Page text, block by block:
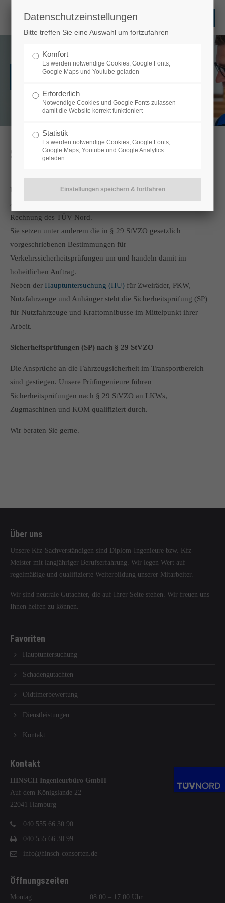
Login
Passwort
Anmelden
Support
Lorem ipsum dolor sit amet:
24h/ 365days
We offer support for our customers
Get in touch
Cybersteel Inc.
San Francisco, CA 94102
Have any questions?
+44 1234 567 890
natoque penatibus et magnis dis parturient montes, nascetur
ridiculus mus. Donec quam felis, ultricies nec.
Sicherheitsprüfungen
Sicherheitsprüfungen
Unsere Prüfingenieure sind für die Verkehrssicherheit tätig und
arbeiten im Rahmen ihrer Prüftätigkeit im Namen und auf
Rechnung des TÜV Nord.
Sie setzen unter anderem die in § 29 StVZO gesetzlich
vorgeschriebenen Bestimmungen für
Verkehrssicherheitsprüfungen um und handeln damit im
hoheitlichen Auftrag.
Neben der Hauptuntersuchung (HU) für Zweiräder, PKW,
Nutzfahrzeuge und Anhänger steht die Sicherheitsprüfung (SP)
für Nutzfahrzeuge und Kraftomnibusse im Mittelpunkt ihrer
Arbeit.
Sicherheitsprüfungen (SP) nach § 29 StVZO
Die Ansprüche an die Fahrzeugsicherheit im Transportbereich
sind gestiegen. Unsere Prüfingenieure führen
Sicherheitsprüfungen nach § 29 StVZO an LKWs,
Zugmaschinen und KOM qualifiziert durch.
Wir beraten Sie gerne.
Über uns
Unsere Kfz-Sachverständigen sind Diplom-Ingenieure bzw. Kfz-
Meister mit langjähriger Berufserfahrung. Wir legen Wert auf
regelmäßige und qualifizierte Weiterbildung unserer Mitarbeiter.
Wir sind neutrale Gutachter, die auf Ihrer Seite stehen. Wir freuen uns
Ihnen helfen zu können.
Favoriten
Hauptuntersuchung
Schadengutachten
Oldtimerbewertung
Dienstleistungen
Kontakt
Kontakt
HINSCH Ingenieurbüro GmbH
Auf dem Königslande 22
22041 Hamburg
040 555 66 30 90
040 555 66 30 99
info@hinsch-consorten.de
Öffnungszeiten
Montag 08:00 – 17:00 Uhr
Datenschutzeinstellungen
Bitte treffen Sie eine Auswahl um fortzufahren
Komfort
Es werden notwendige Cookies, Google Fonts,
Google Maps und Youtube geladen
Erforderlich
Notwendige Cookies und Google Fonts zulassen
damit die Website korrekt funktioniert
Statistik
Es werden notwendige Cookies, Google Fonts,
Google Maps, Youtube und Google Analytics
geladen